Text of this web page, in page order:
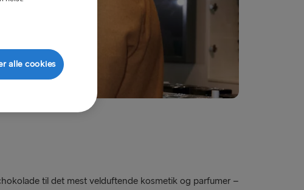
til det mest velduftende kosmetik og parfumer –
alle cookies